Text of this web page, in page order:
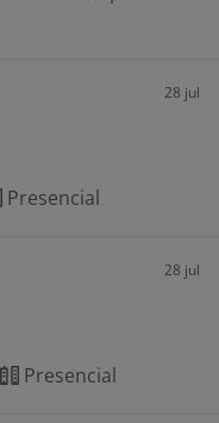
28 jul
Presencial
28 jul
Presencial